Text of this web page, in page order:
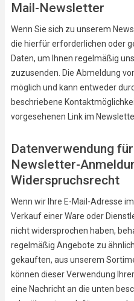
Mail-Newsletter
Wenn Sie sich zu unserem
die hierfür erforderlichen oder
Daten, um Ihnen regelmäßig
zuzusenden. Die Abmeldung
möglich und kann entweder
beschriebene
vorgesehenen Link im
Datenverwendung
Newsletter-
Widerspruchsrecht
Wenn wir Ihre E-Mail-Adresse
Verkauf einer Ware oder
nicht widersprochen haben,
regelmäßig Angebote zu
gekauften, aus unserem
können dieser Verwendung
eine Nachricht an die unten